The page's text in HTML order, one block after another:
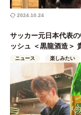
2024.10.24
サッカー元日本代表
ッシュ ＜黒龍酒造＞
ニュース 楽しみたい